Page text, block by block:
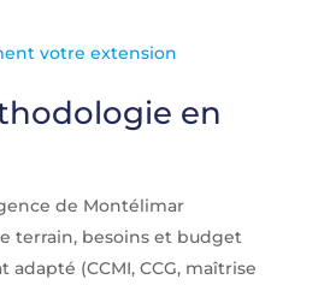
votre extension
en
de Montélimar
terrain, besoins et budget
adapté (CCMI, CCG, maîtrise